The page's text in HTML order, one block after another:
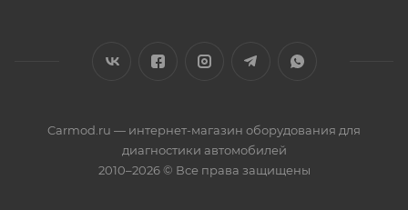
Carmod.ru — интернет-магазин оборудования для
диагностики автомобилей
2010–2026 © Все права защищены